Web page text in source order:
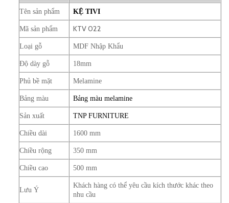
Tên sản phẩm KỆ TIVI
Mã sản phẩm KTV 022
Loại gỗ MDF Nhập Khẩu
Độ dày gỗ 18mm
Phủ bề mặt Melamine
Bảng màu Bảng màu melamine
Sản xuất TNP FURNITURE
Chiều dài 1600 mm
Chiều rộng 350 mm
Chiều cao 500 mm
Lưu Ý
Khách hàng có thể yêu cầu kích thước khác theo
nhu cầu